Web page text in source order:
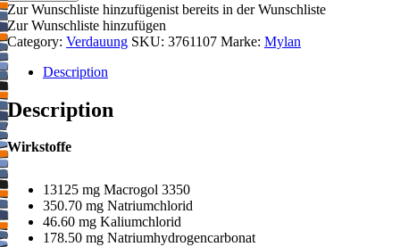
Zur Wunschliste hinzufügenist bereits in der Wunschliste
Zur Wunschliste hinzufügen
Category: Verdauung SKU: 3761107 Marke: Mylan
Description
Description
Wirkstoffe
13125 mg Macrogol 3350
350.70 mg Natriumchlorid
46.60 mg Kaliumchlorid
178.50 mg Natriumhydrogencarbonat